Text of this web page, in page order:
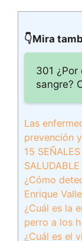
👇Mira
301 ¿Por
sangre?
Las
prevención
15
SALUDABLE
¿Cómo
Enrique
¿Cuál es la
perro a los
¿Cuál es el